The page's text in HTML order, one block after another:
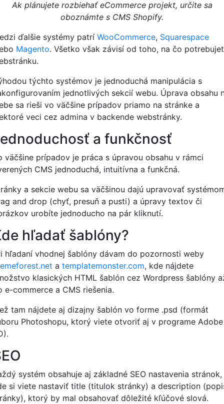
Ak plánujete rozbiehať eCommerce projekt, určite sa
oboznámte s CMS Shopify.
ďalšie systémy patrí WooCommerce, Squarespace
Magento. Všetko však závisí od toho, na čo
týchto systémov je jednoduchá manipulácia s
jednotlivých sekcií webu. Úprava obsahu
sa rieši vo väčšine prípadov priamo na stránke a
veci cez admina v backende webstránky.
a funkčnosť
väčšine prípadov je práca s úpravou obsahu v rámci
CMS jednoduchá, intuitívna a funkčná.
a sekcie webu sa väčšinou dajú upravovať
and drop (chyť, presuň a pusti) a úpravy textov či
urobíte jednoducho na pár kliknutí.
hľadať šablóny?
hľadaní vhodnej šablóny dávam do pozornosti weby
a templatemonster.com, kde nájdete
klasických HTML šablón cez Wordpress šablóny
e-commerce a CMS riešenia.
tam nájdete aj dizajny šablón vo forme .psd (formát
Photoshopu, ktorý viete otvoriť aj v programe Adobe
systém obsahuje aj základné SEO nastavenia stránok,
si viete nastaviť title (titulok stránky) a description
ktorý by mal obsahovať dôležité kľúčové slová.